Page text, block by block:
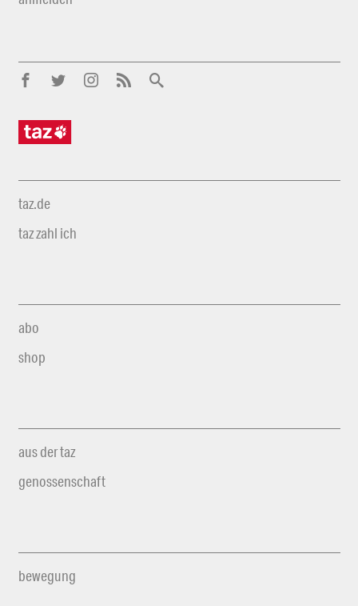
taz.de
taz zahl ich
abo
shop
aus der taz
genossenschaft
bewegung